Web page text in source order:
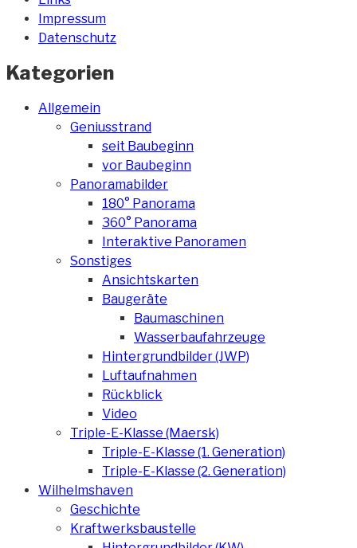
Impressum
Datenschutz
Kategorien
Allgemein
Geniusstrand
seit Baubeginn
vor Baubeginn
Panoramabilder
180° Panorama
360° Panorama
Interaktive Panoramen
Sonstiges
Ansichtskarten
Baugeräte
Baumaschinen
Wasserbaufahrzeuge
Hintergrundbilder (JWP)
Luftaufnahmen
Rückblick
Video
Triple-E-Klasse (Maersk)
Triple-E-Klasse (1. Generation)
Triple-E-Klasse (2. Generation)
Wilhelmshaven
Geschichte
Kraftwerksbaustelle